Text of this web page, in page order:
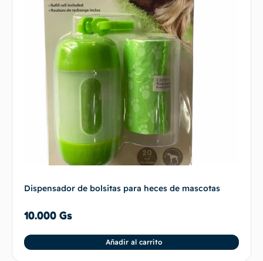
Dispensador de bolsitas para heces de mascotas
10.000 Gs
Añadir al carrito